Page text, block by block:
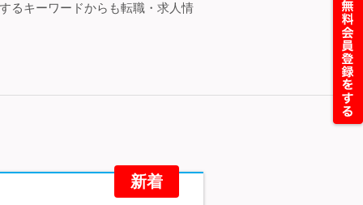
るキーワードからも転職・求人情
新着